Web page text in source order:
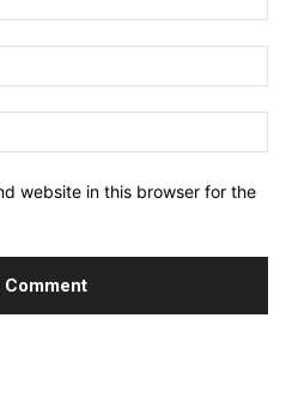
website in this browser for the